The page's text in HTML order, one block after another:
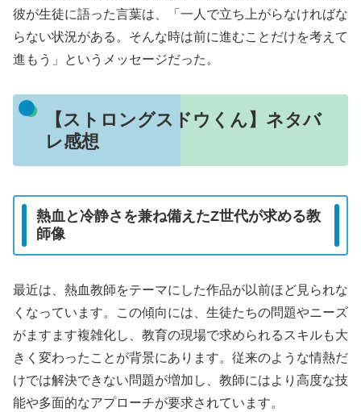
彼が生徒に語った言葉は、「一人で立ち上がらなければな
らない状況がある。そんな時は前に進むことだけを考えて
進もう」というメッセージだった。
【ストロングスドウくん】ネタバ
レ感想
熱血と冷静さを兼ね備えたZ世代が求める教
師像
最近は、熱血教師をテーマにした作品が以前ほど見られな
くなっています。この傾向には、生徒たちの問題やニーズ
がますます複雑化し、教育の現場で求められるスキルも大
きく変わったことが背景にあります。従来のような情熱だ
けでは解決できない問題が増加し、教師にはより高度な技
能や多面的なアプローチが要求されています。